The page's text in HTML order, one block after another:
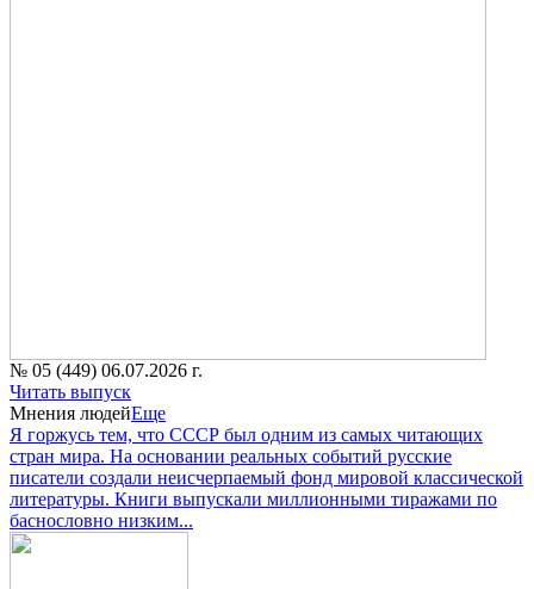
№ 05 (449) 06.07.2026 г.
Читать выпуск
Мнения людейЕще
Я горжусь тем, что СССР был одним из самых читающих
стран мира. На основании реальных событий русские
писатели создали неисчерпаемый фонд мировой классической
литературы. Книги выпускали миллионными тиражами по
баснословно низким...